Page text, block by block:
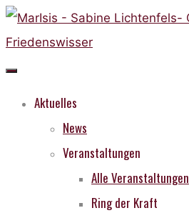
Skip
to
content
Aktuelles
News
Veranstaltungen
Alle Veranstaltungen
Ring der Kraft